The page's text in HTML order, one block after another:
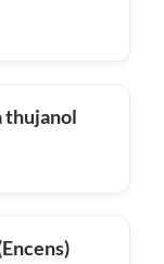
thujanol